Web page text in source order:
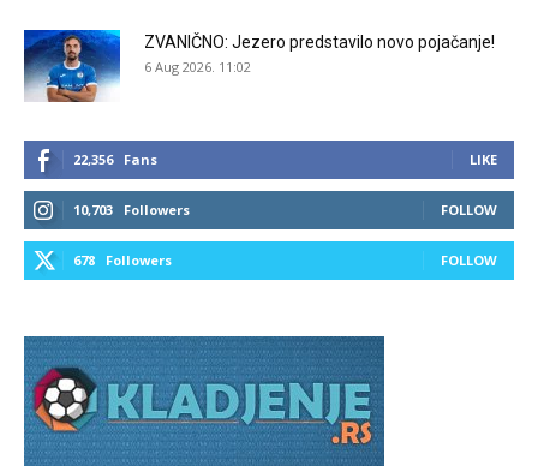
ZVANIČNO: Jezero predstavilo novo pojačanje!
6 Aug 2026. 11:02
22,356 Fans LIKE
10,703 Followers FOLLOW
678 Followers FOLLOW